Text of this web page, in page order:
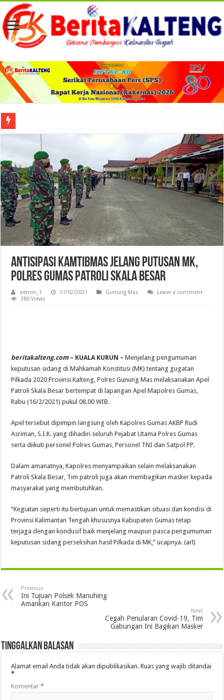
Viral! Selama Dua Bulan Lebih Siltap Serta Tunjangan Pemdes dan BPD di
Antisipasi Kamtibmas Jelang Putusan MK,
Polres Gumas Patroli Skala Besar
admin_1 17/02/2021 Gunung Mas
Leave a comment
380 Views
beritakalteng.com– KUALA KURUN – Menjelang pengumuman
keputusan sidang di Mahkamah Konstitusi (MK) tentang gugatan
Pilkada 2020 Provinsi Kalteng, Polres Gunung Mas melaksanakan Apel
Patroli Skala Besar bertempat di lapangan Apel Mapolres Gumas,
Rabu (16/2/2021) pukul 08.00 WIB.
Apel tersebut dipimpin langsung oleh Kapolres Gumas AKBP Rudi
Asriman, S.I.K. yang dihadiri seluruh Pejabat Utama Polres Gumas
serta diikuti personel Polres Gumas, Personel TNI dan Satpol PP.
Dalam amanatnya, Kapolres menyampaikan selain melaksanakan
Patroli Skala Besar, Tim patroli juga akan membagikan masker kepada
masyarakat yang membutuhkan.
“Kegiatan seperti itu bertujuan untuk memastikan situasi dan kondisi di
Provinsi Kalimantan Tengah khususnya Kabupaten Gumas tetap
terjaga dengan kondusif baik menjelang maupun pasca pengumuman
keputusan sidang perselisihan hasil Pilkada di MK,” ucapnya. (arl)
Previous
Ini Tujuan Polsek Manuhing
Amankan Kantor POS
Next
Cegah Penularan Covid-19, Tim
Gabungan Ini Bagikan Masker
Tinggalkan Balasan
Alamat email Anda tidak akan dipublikasikan. Ruas yang wajib ditandai
*
Komentar*